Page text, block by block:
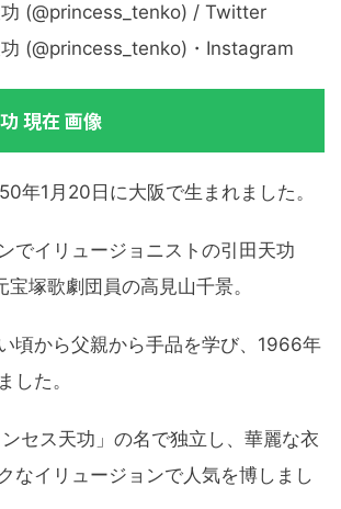
(@princess_tenko) / Twitter
(@princess_tenko)・Instagram
現在 画像
年1月20日に大阪で生まれました。
でイリュージョニストの引田天功
塚歌劇団員の高見山千景。
頃から父親から手品を学び、1966年
した。
セス天功」の名で独立し、華麗な衣
なイリュージョンで人気を博しまし